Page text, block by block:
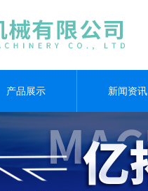
产品展示 新闻资讯